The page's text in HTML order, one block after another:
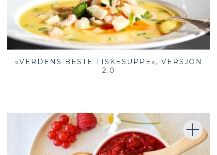
«VERDENS BESTE FISKESUPPE», VERSJON
2.0